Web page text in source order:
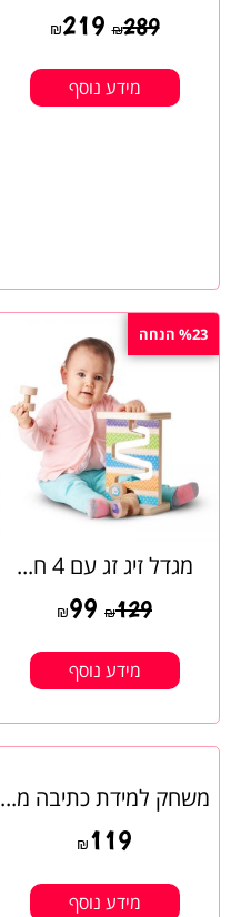
₪289
₪219
מידע נוסף
%23 הנחה
מגדל זיג זג עם 4 ח...
₪129
₪99
מידע נוסף
משחק למידת כתיבה מ...
₪ 119
מידע נוסף